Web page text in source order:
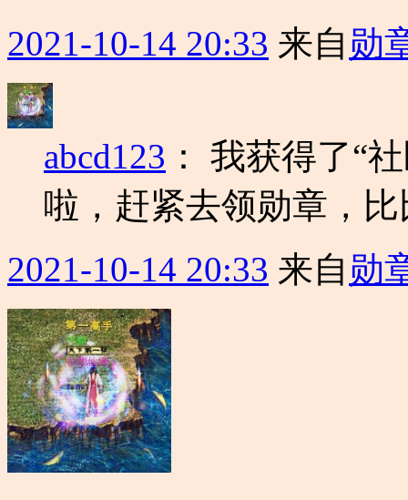
2021-10-14 20:33 来自 勋
abcd123 ： 我获得了“
啦，赶紧去领勋章，
2021-10-14 20:33 来自 勋